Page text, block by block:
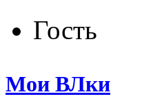
Гость
Мои ВЛки